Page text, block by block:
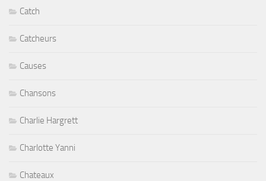
Catch
Catcheurs
Causes
Chansons
Charlie Hargrett
Charlotte Yanni
Chateaux